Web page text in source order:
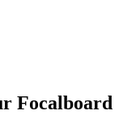
Focalboard